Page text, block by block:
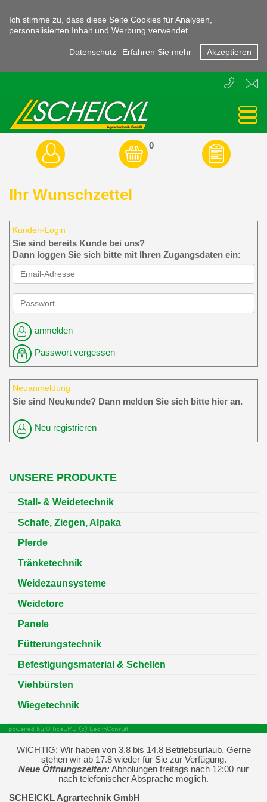
Ich stimme zu, dass diese Seite Cookies für Analysen,
personalisierten Inhalt und Werbung verwendet.
Datenschutz Erfahren Sie mehr Akzeptieren
E
T
3855
0
Ihr Wunschzettel
Kunden-Login
Sie sind bereits Kunde bei uns?
Dann loggen Sie sich bitte mit Ihren Zugangsdaten ein:
anmelden
Passwort vergessen
Neuanmeldung
Sie sind Neukunde? Dann melden Sie sich bitte hier an.
Neu registrieren
UNSERE PRODUKTE
Stall- & Weidetechnik
Schafe, Ziegen, Alpaka
Pferde
Tränketechnik
Weidezaunsysteme
Weidetore
Panele
Fütterungstechnik
Befestigungsmaterial & Schellen
Viehbürsten
Wiegetechnik
WICHTIG: Wir haben von 3.8 bis 14.8 Betriebsurlaub. Gerne
stehen wir ab 17.8 wieder für Sie zur Verfügung.
Neue Öffnungszeiten: Abholungen freitags nach 12:00 nur
nach telefonischer Absprache möglich.
SCHEICKL Agrartechnik GmbH